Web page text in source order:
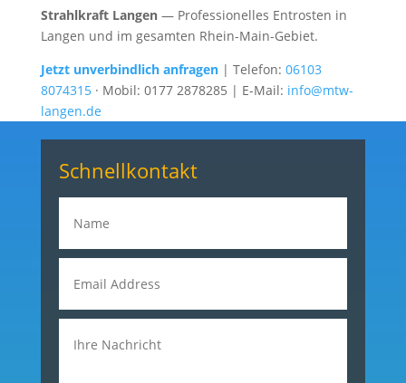
Strahlkraft Langen— Professionelles Entrosten in
Langen und im gesamten Rhein-Main-Gebiet.
Jetzt unverbindlich anfragen| Telefon: 06103
8074315· Mobil: 0177 2878285 | E-Mail: info@mtw-
langen.de
Schnellkontakt